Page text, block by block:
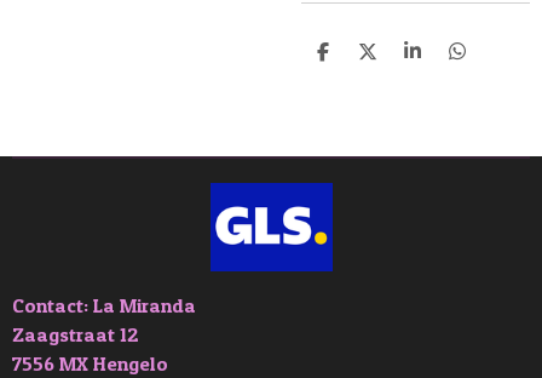
D
D
S
D
Contact: La Miranda
Zaagstraat 12
7556 MX Hengelo